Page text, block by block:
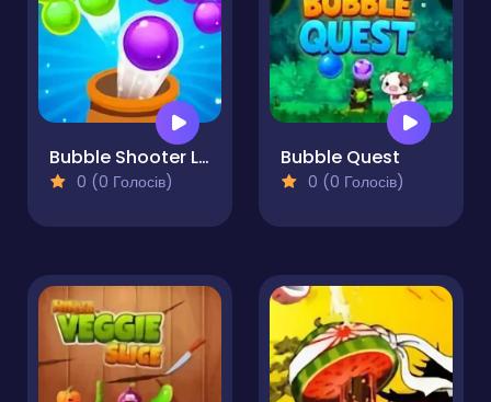
Bubble Shooter Legend
0 (0 Голосів)
Bubble Quest
0 (0 Голосів)